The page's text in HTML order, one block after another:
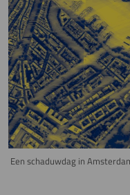
Een schaduwdag in